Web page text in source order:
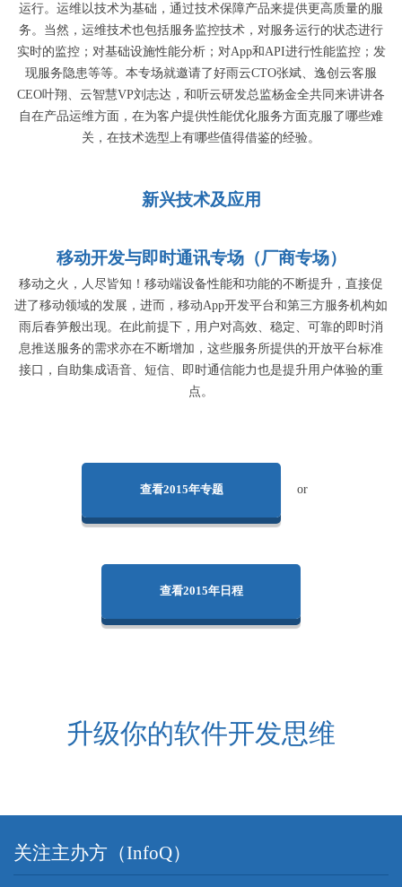
运行。运维以技术为基础，通过技术保障产品来提供更高质量的服
务。当然，运维技术也包括服务监控技术，对服务运行的状态进行
实时的监控；对基础设施性能分析；对App和API进行性能监控；发
现服务隐患等等。本专场就邀请了好雨云CTO张斌、逸创云客服
CEO叶翔、云智慧VP刘志达，和听云研发总监杨金全共同来讲讲各
自在产品运维方面，在为客户提供性能优化服务方面克服了哪些难
关，在技术选型上有哪些值得借鉴的经验。
新兴技术及应用
移动开发与即时通讯专场（厂商专场）
移动之火，人尽皆知！移动端设备性能和功能的不断提升，直接促
进了移动领域的发展，进而，移动App开发平台和第三方服务机构如
雨后春笋般出现。在此前提下，用户对高效、稳定、可靠的即时消
息推送服务的需求亦在不断增加，这些服务所提供的开放平台标准
接口，自助集成语音、短信、即时通信能力也是提升用户体验的重
点。
查看2015年专题 or
查看2015年日程
升级你的软件开发思维
关注主办方（InfoQ）